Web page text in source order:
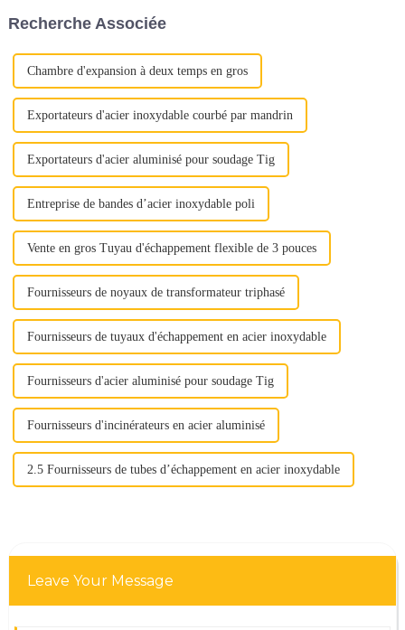
votre prise de décision.1.
Recherche Associée
Chambre d'expansion à deux temps en gros
Exportateurs d'acier inoxydable courbé par mandrin
Exportateurs d'acier aluminisé pour soudage Tig
Entreprise de bandes d’acier inoxydable poli
Vente en gros Tuyau d'échappement flexible de 3 pouces
Fournisseurs de noyaux de transformateur triphasé
Fournisseurs de tuyaux d'échappement en acier inoxydable
Fournisseurs d'acier aluminisé pour soudage Tig
Fournisseurs d'incinérateurs en acier aluminisé
2.5 Fournisseurs de tubes d’échappement en acier inoxydable
Leave Your Message